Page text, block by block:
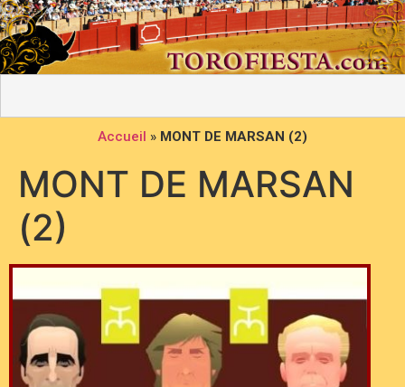
Accueil » MONT DE MARSAN (2)
MONT DE MARSAN
(2)